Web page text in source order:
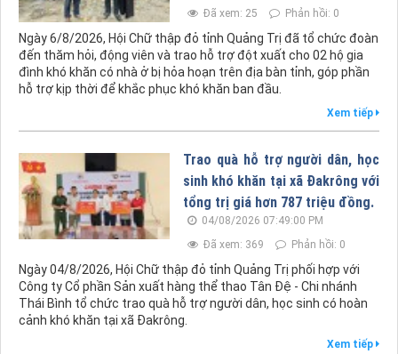
Đã xem: 25
Phản hồi: 0
Ngày 6/8/2026, Hội Chữ thập đỏ tỉnh Quảng Trị đã tổ chức đoàn
đến thăm hỏi, động viên và trao hỗ trợ đột xuất cho 02 hộ gia
đình khó khăn có nhà ở bị hỏa hoạn trên địa bàn tỉnh, góp phần
hỗ trợ kịp thời để khắc phục khó khăn ban đầu.
Xem tiếp
Trao quà hỗ trợ người dân, học
sinh khó khăn tại xã Đakrông với
tổng trị giá hơn 787 triệu đồng.
04/08/2026 07:49:00 PM
Đã xem: 369
Phản hồi: 0
Ngày 04/8/2026, Hội Chữ thập đỏ tỉnh Quảng Trị phối hợp với
Công ty Cổ phần Sản xuất hàng thể thao Tân Đệ - Chi nhánh
Thái Bình tổ chức trao quà hỗ trợ người dân, học sinh có hoàn
cảnh khó khăn tại xã Đakrông.
Xem tiếp